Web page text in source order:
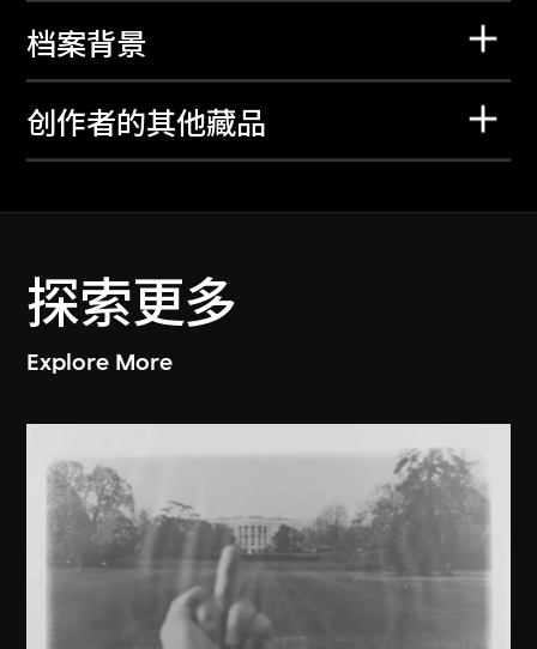
档案背景
创作者的其他藏品
探索更多
Explore More